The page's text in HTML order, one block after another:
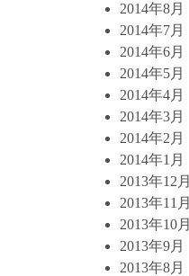
2014年8月
2014年7月
2014年6月
2014年5月
2014年4月
2014年3月
2014年2月
2014年1月
2013年12月
2013年11月
2013年10月
2013年9月
2013年8月